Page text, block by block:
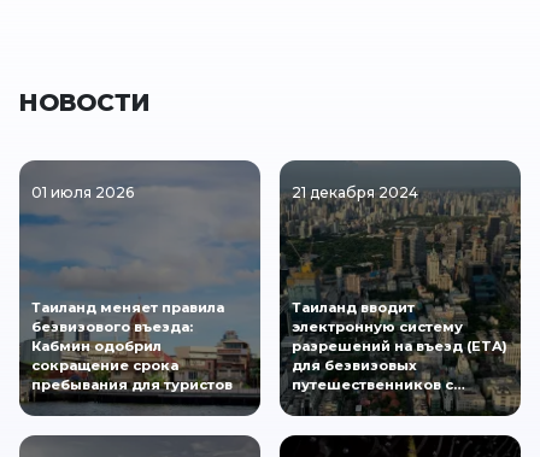
НОВОСТИ
01 июля 2026
Таиланд меняет правила
безвизового въезда:
Кабмин одобрил
сокращение срока
пребывания для туристов
21 декабря 2024
Таиланд вводит
электронную систему
разрешений на въезд (ETA)
для безвизовых
путешественников с…